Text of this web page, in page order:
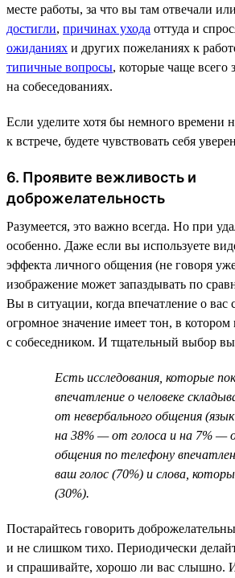
месте работы, за что вы там отвечали
достигли, причинах ухода оттуда и
ожиданиях и других пожеланиях к
типичные вопросы, которые чаще всего
на собеседованиях.
Если уделите хотя бы немного времени
к встрече, будете чувствовать себя
6. Проявите вежливость и
доброжелательность
Разумеется, это важно всегда. Но при
особенно. Даже если вы используете
эффекта личного общения (не говоря
изображение может запаздывать по
Вы в ситуации, когда впечатление о вас
огромное значение имеет тон, в
с собеседником. И тщательный выбор
Есть исследования, которые
впечатление о человеке
от невербального общения
на 38% — от голоса и на 7% —
общения по телефону
ваш голос (70%) и слова,
(30%).
Постарайтесь говорить
и не слишком тихо. Периодически
и спрашивайте, хорошо ли вас слышно.